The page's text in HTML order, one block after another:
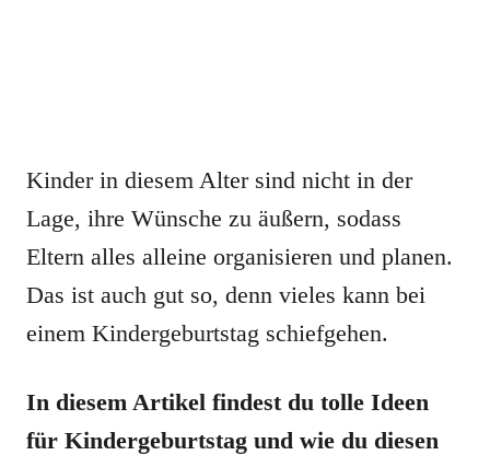
Kinder in diesem Alter sind nicht in der
Lage, ihre Wünsche zu äußern, sodass
Eltern alles alleine organisieren und planen.
Das ist auch gut so, denn vieles kann bei
einem Kindergeburtstag schiefgehen.
In diesem Artikel findest du tolle Ideen
für Kindergeburtstag und wie du diesen